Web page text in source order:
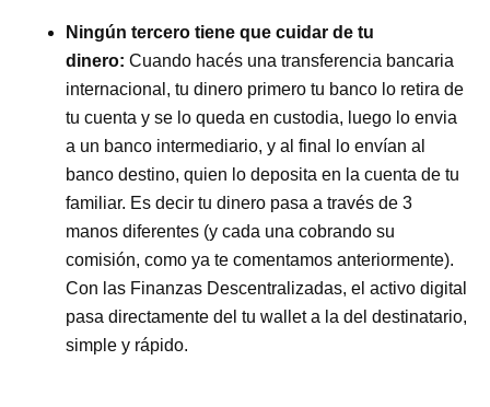
Ningún tercero tiene que cuidar de tu
dinero: Cuando hacés una transferencia bancaria
internacional, tu dinero primero tu banco lo retira de
tu cuenta y se lo queda en custodia, luego lo envia
a un banco intermediario, y al final lo envían al
banco destino, quien lo deposita en la cuenta de tu
familiar. Es decir tu dinero pasa a través de 3
manos diferentes (y cada una cobrando su
comisión, como ya te comentamos anteriormente).
Con las Finanzas Descentralizadas, el activo digital
pasa directamente del tu wallet a la del destinatario,
simple y rápido.